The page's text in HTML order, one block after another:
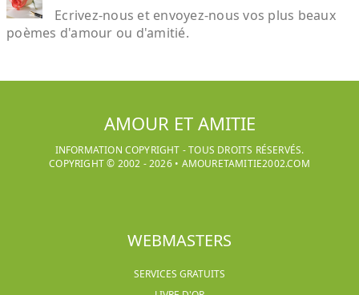
Ecrivez-nous et envoyez-nous vos plus beaux
poèmes d'amour ou d'amitié.
AMOUR ET AMITIE
INFORMATION COPYRIGHT - TOUS DROITS RÉSERVÉS.
COPYRIGHT © 2002 -2026• AMOURETAMITIE2002.COM
WEBMASTERS
SERVICES GRATUITS